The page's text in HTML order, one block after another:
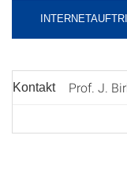
Kontakt Prof. J.